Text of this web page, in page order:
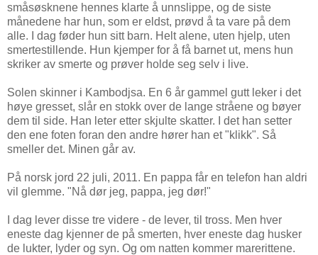
småsøsknene hennes klarte å unnslippe, og de siste
månedene har hun, som er eldst, prøvd å ta vare på dem
alle. I dag føder hun sitt barn. Helt alene, uten hjelp, uten
smertestillende. Hun kjemper for å få barnet ut, mens hun
skriker av smerte og prøver holde seg selv i live.
Solen skinner i Kambodjsa. En 6 år gammel gutt leker i det
høye gresset, slår en stokk over de lange stråene og bøyer
dem til side. Han leter etter skjulte skatter. I det han setter
den ene foten foran den andre hører han et "klikk". Så
smeller det. Minen går av.
På norsk jord 22 juli, 2011. En pappa får en telefon han aldri
vil glemme. "Nå dør jeg, pappa, jeg dør!"
I dag lever disse tre videre - de lever, til tross. Men hver
eneste dag kjenner de på smerten, hver eneste dag husker
de lukter, lyder og syn. Og om natten kommer marerittene.